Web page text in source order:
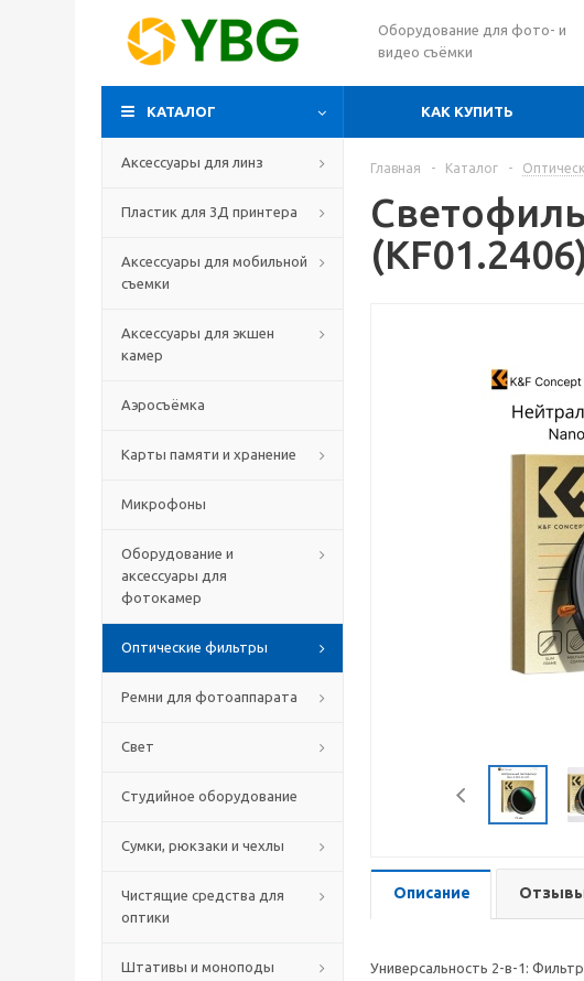
Оборудование для фото- и
видео съёмки
КАТАЛОГ КАК КУПИТЬ
Аксессуары для линз
Пластик для 3Д принтера
Аксессуары для мобильной
съемки
Аксессуары для экшен
камер
Аэросъёмка
Карты памяти и хранение
Микрофоны
Оборудование и
аксессуары для
фотокамер
Оптические фильтры
Ремни для фотоаппарата
Свет
Студийное оборудование
Сумки, рюкзаки и чехлы
Чистящие средства для
оптики
Штативы и моноподы
Главная - Каталог -
Описание
Универсальность 2-в-1: